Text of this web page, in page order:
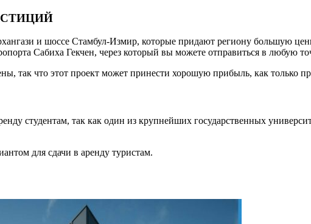
и шоссе Стамбул-Измир, которые придают региону большую
Сабиха Гекчен, через который вы можете отправиться в любую
так что этот проект может принести хорошую прибыль, как только
студентам, так как один из крупнейших государственных
для сдачи в аренду туристам.